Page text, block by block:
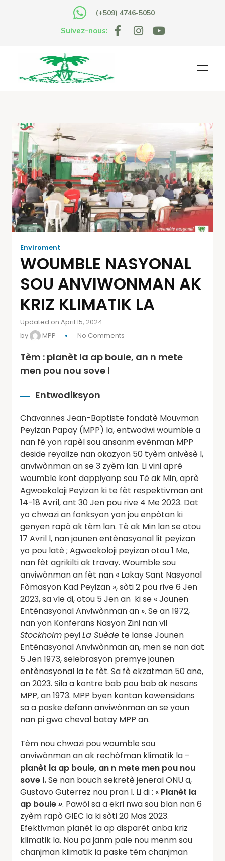
(+509) 4746-5050
Suivez-nous:
Enviroment
WOUMBLE NASYONAL
SOU ANVIWONMAN AK
KRIZ KLIMATIK LA
Updated on April 15, 2024
by
MPP No Comments
Tèm : planèt la ap boule, an n mete
men pou nou sove l
Entwodiksyon
Chavannes Jean-Baptiste fondatè Mouvman
Peyizan Papay (MPP) la, entwodwi woumble a
nan fè yon rapèl sou ansanm evènman MPP
deside reyalize nan okazyon 50 tyèm anivèsè l,
anviwònman an se 3 zyèm lan. Li vini aprè
woumble kont dappiyanp sou Tè ak Min, aprè
Agwoekoloji Peyizan ki te fèt respektivman ant
14-18 Avril, ant 30 Jen pou rive 4 Me 2023. Dat
yo chwazi an fonksyon yon jou enpòtan ki
genyen rapò ak tèm lan. Tè ak Min lan se otou
17 Avril l, nan jounen entènasyonal lit peyizan
yo pou latè ; Agwoekoloji peyizan otou 1 Me,
nan fèt agrikilti ak travay. Woumble sou
anviwònman an fèt nan « Lakay Sant Nasyonal
Fòmasyon Kad Peyizan », sòti 2 pou rive 6 Jen
2023, sa vle di, otou 5 Jen an ki se « Jounen
Entènasyonal Anviwònman an ». Se an 1972,
nan yon Konferans Nasyon Zini nan vil
Stockholm peyiLa Suède te lanse Jounen
Entènasyonal Anviwònman an, men se nan dat
5 Jen 1973, selebrasyon premye jounen
entènasyonal la te fèt. Sa fè ekzatman 50 ane,
an 2023. Sila a kontre bab pou bab ak nesans
MPP, an 1973. MPP byen kontan kowensidans
sa a paske defann anviwònman an se youn
nan pi gwo cheval batay MPP an.
Tèm nou chwazi pou woumble sou
anviwònman an ak rechòfman klimatik la –
planèt la ap boule, an n mete men pou nou
sove l.Se nan bouch sekretè jeneral ONU a,
Gustavo Guterrez nou pran l. Li di : « Planèt la
ap boule». Pawòl sa a ekri nwa sou blan nan 6
zyèm rapò GIEC la ki sòti 20 Mas 2023.
Efektivman planèt la ap disparèt anba kriz
klimatik la. Nou pa janm pale nou menm sou
chanjman klimatik la paske tèm chanjman